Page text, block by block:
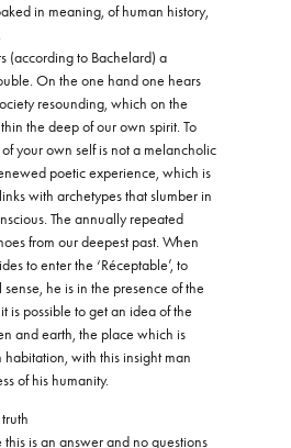
in meaning, of human history,
(according to Bachelard) a
On the one hand one hears
resounding, which on the
the deep of our own spirit. To
your own self is not a melancholic
poetic experience, which is
with archetypes that slumber in
The annually repeated
from our deepest past. When
to enter the ‘Réceptable’, to
he is in the presence of the
is possible to get an idea of the
and earth, the place which is
with this insight man
of his humanity.
is an answer and no questions